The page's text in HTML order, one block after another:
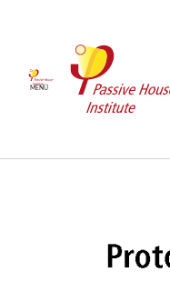
MENÜ
Protocols